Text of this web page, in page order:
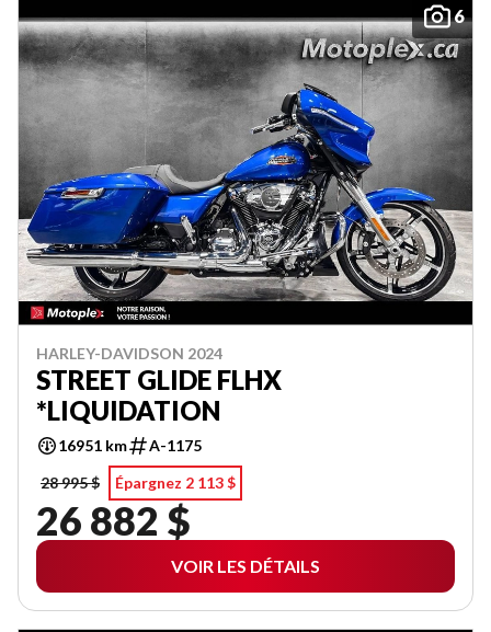
6
HARLEY-DAVIDSON 2024
STREET GLIDE FLHX
*LIQUIDATION
16951 km
A-1175
28 995 $
Épargnez 2 113 $
26 882 $
VOIR LES DÉTAILS